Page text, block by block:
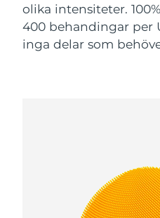
olika intensiteter.
400 behandingar per
inga delar som